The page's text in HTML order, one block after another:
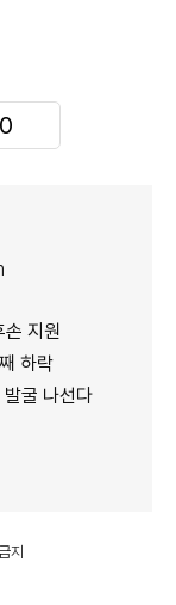
0
손 지원
하락
굴 나선다
지